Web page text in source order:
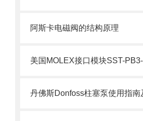
阿斯卡电磁阀的结构原理